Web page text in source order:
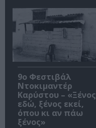
9ο Φεστιβάλ
Ντοκιμαντέρ
Καρύστου – «Ξένος
εδώ, ξένος εκεί,
όπου κι αν πάω
ξένος»